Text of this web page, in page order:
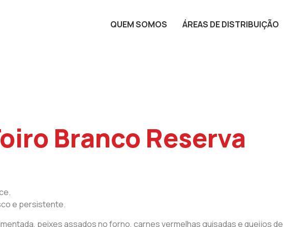
QUEM SOMOS ÁREAS DE DISTRIBUIÇÃO
Branco Reserva
e persistente.
peixes assados no forno, carnes vermelhas guisadas e queijos de